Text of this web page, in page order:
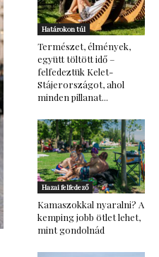
Határokon túl
Természet, élmények,
együtt töltött idő –
felfedeztük Kelet-
Stájerországot, ahol
minden pillanat...
Hazai felfedező
Kamaszokkal nyaralni? A
kemping jobb ötlet lehet,
mint gondolnád